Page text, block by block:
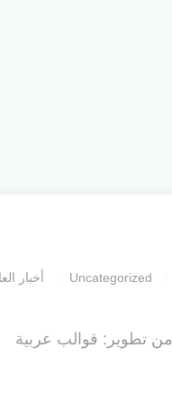
Uncategorized أخبار
من تطوير: قوالب عربية